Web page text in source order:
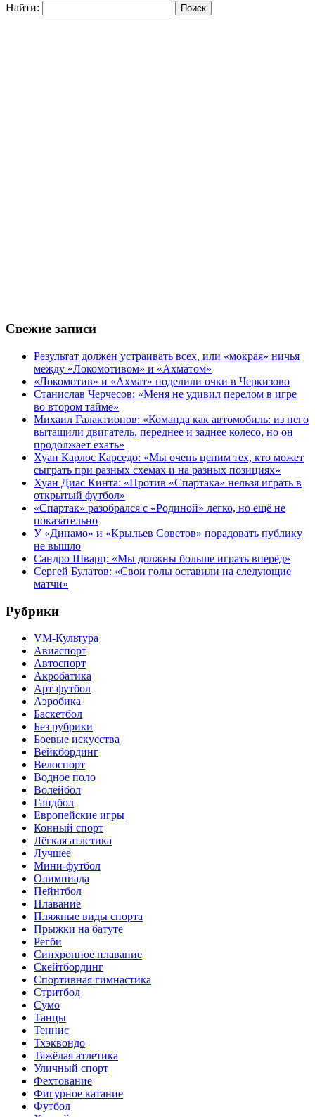
Найти:
Свежие записи
Результат должен устраивать всех, или «мокрая» ничья
между «Локомотивом» и «Ахматом»
«Локомотив» и «Ахмат» поделили очки в Черкизово
Станислав Черчесов: «Меня не удивил перелом в игре
во втором тайме»
Михаил Галактионов: «Команда как автомобиль: из него
вытащили двигатель, переднее и заднее колесо, но он
продолжает ехать»
Хуан Карлос Карседо: «Мы очень ценим тех, кто может
сыграть при разных схемах и на разных позициях»
Хуан Диас Кинта: «Против «Спартака» нельзя играть в
открытый футбол»
«Спартак» разобрался с «Родиной» легко, но ещё не
показательно
У «Динамо» и «Крыльев Советов» порадовать публику
не вышло
Сандро Шварц: «Мы должны больше играть вперёд»
Сергей Булатов: «Свои голы оставили на следующие
матчи»
Рубрики
VM-Культура
Авиаспорт
Автоспорт
Акробатика
Арт-футбол
Аэробика
Баскетбол
Без рубрики
Боевые искусства
Вейкбординг
Велоспорт
Водное поло
Волейбол
Гандбол
Европейские игры
Конный спорт
Лёгкая атлетика
Лучшее
Мини-футбол
Олимпиада
Пейнтбол
Плавание
Пляжные виды спорта
Прыжки на батуте
Регби
Синхронное плавание
Скейтбординг
Спортивная гимнастика
Стритбол
Сумо
Танцы
Теннис
Тхэквондо
Тяжёлая атлетика
Уличный спорт
Фехтование
Фигурное катание
Футбол